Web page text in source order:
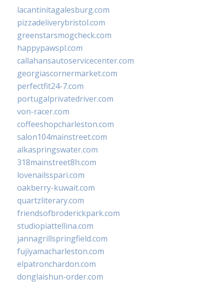
lacantinitagalesburg.com
pizzadeliverybristol.com
greenstarsmogcheck.com
happypawspl.com
callahansautoservicecenter.com
georgiascornermarket.com
perfectfit24-7.com
portugalprivatedriver.com
von-racer.com
coffeeshopcharleston.com
salon104mainstreet.com
alkaspringswater.com
318mainstreet8h.com
lovenailsspari.com
oakberry-kuwait.com
quartzliterary.com
friendsofbroderickpark.com
studiopiattellina.com
jannagrillspringfield.com
fujiyamacharleston.com
elpatronchardon.com
donglaishun-order.com